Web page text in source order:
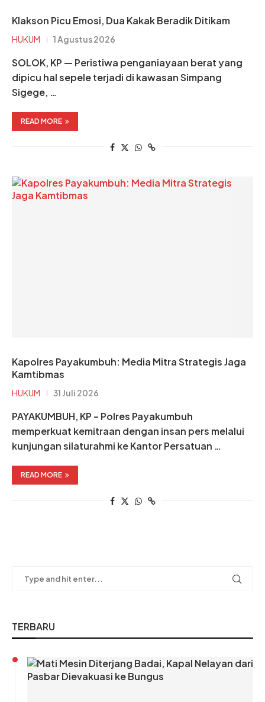
Klakson Picu Emosi, Dua Kakak Beradik Ditikam
HUKUM 1 Agustus 2026
SOLOK, KP — Peristiwa penganiayaan berat yang
dipicu hal sepele terjadi di kawasan Simpang
Sigege, …
READ MORE
Kapolres Payakumbuh: Media Mitra Strategis Jaga
Kamtibmas
HUKUM 31 Juli 2026
PAYAKUMBUH, KP – Polres Payakumbuh
memperkuat kemitraan dengan insan pers melalui
kunjungan silaturahmi ke Kantor Persatuan …
READ MORE
TERBARU